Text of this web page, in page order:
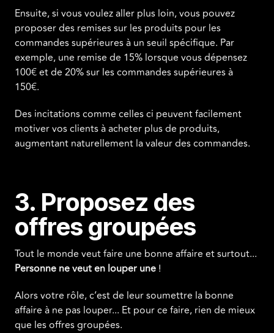
Ensuite, si vous voulez aller plus loin, vous pouvez
proposer des remises sur les produits pour les
commandes supérieures à un seuil spécifique. Par
exemple, une remise de 15% lorsque vous dépensez
100€ et de 20% sur les commandes supérieures à
150€.
Des incitations comme celles ci peuvent facilement
motiver vos clients à acheter plus de produits,
augmentant naturellement la valeur des commandes.
3. Proposez des
offres groupées
Tout le monde veut faire une bonne affaire et surtout...
Personne ne veut en louper une !
Alors votre rôle, c’est de leur soumettre la bonne
affaire à ne pas louper... Et pour ce faire, rien de mieux
que les offres groupées.